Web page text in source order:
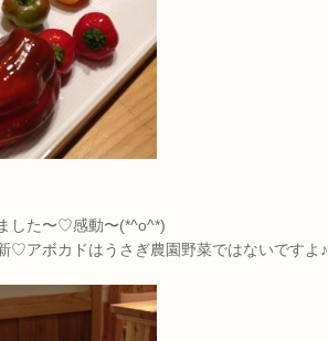
した〜♡感動〜(*^o^*)
♡アボカドはうさぎ農園野菜ではないですよ♪